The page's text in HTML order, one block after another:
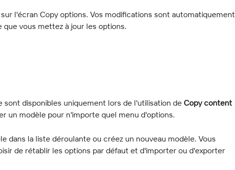
l'écran Copy options. Vos modifications sont automatiquement
vous mettez à jour les options.
sont disponibles uniquement lors de l'utilisation de Copy content
un modèle pour n'importe quel menu d'options.
dans la liste déroulante ou créez un nouveau modèle. Vous
de rétablir les options par défaut et d'importer ou d'exporter